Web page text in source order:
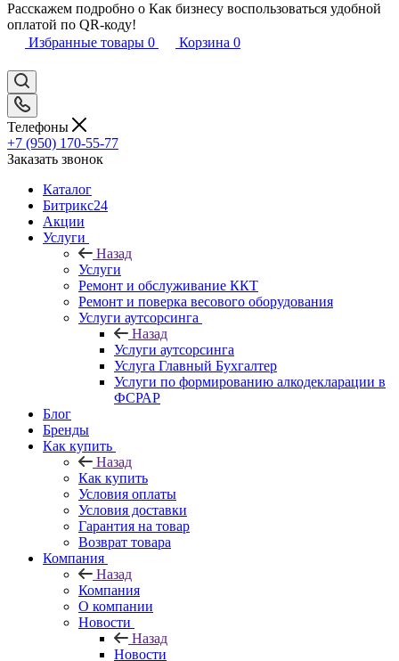
Расскажем подробно о Как бизнесу воспользоваться удобной
оплатой по QR-коду!
Избранные товары 0 Корзина 0
Телефоны
+7 (950) 170-55-77
Заказать звонок
Каталог
Битрикс24
Акции
Услуги
Назад
Услуги
Ремонт и обслуживание ККТ
Ремонт и поверка весового оборудования
Услуги аутсорсинга
Назад
Услуги аутсорсинга
Услуга Главный Бухгалтер
Услуги по формированию алкодекларации в
ФСРАР
Блог
Бренды
Как купить
Назад
Как купить
Условия оплаты
Условия доставки
Гарантия на товар
Возврат товара
Компания
Назад
Компания
О компании
Новости
Назад
Новости